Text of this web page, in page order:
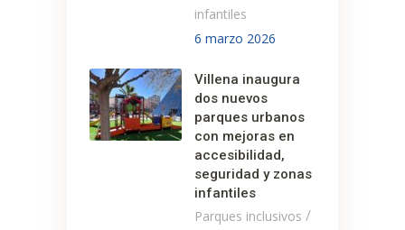
infantiles
6 marzo 2026
Villena inaugura
dos nuevos
parques urbanos
con mejoras en
accesibilidad,
seguridad y zonas
infantiles
Parques inclusivos /